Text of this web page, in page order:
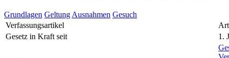
Grundlagen Geltung Ausnahmen Gesuch
Verfassungsartikel
Gesetz in Kraft seit
1.